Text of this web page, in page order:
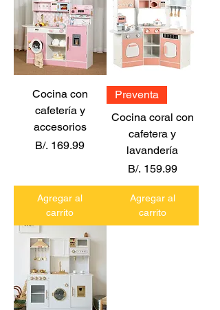
Cocina con
cafetería y
accesorios
Precio
B/. 169.99
Agregar al
carrito
Preventa
Cocina coral con
cafetera y
lavandería
Precio
B/. 159.99
Agregar al
carrito